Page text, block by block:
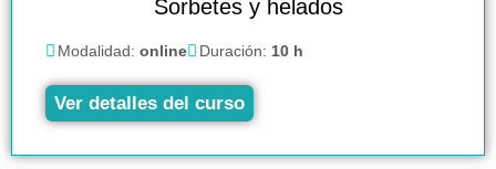
Sorbetes y helados
Modalidad: online Duración: 10 h
Ver detalles del curso